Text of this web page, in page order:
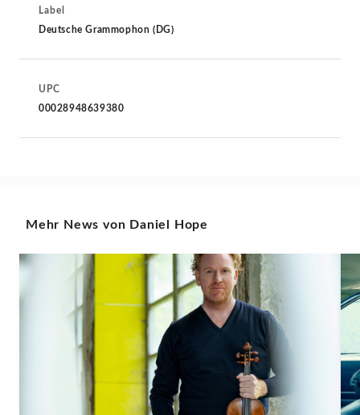
Label
Deutsche Grammophon (DG)
UPC
00028948639380
Mehr News von Daniel Hope